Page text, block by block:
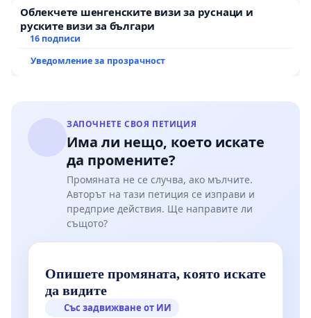
Облекчете шенгенските визи за руснаци и
руските визи за българи
16 подписи
Уведомление за прозрачност
ЗАПОЧНЕТЕ СВОЯ ПЕТИЦИЯ
Има ли нещо, което искате
да промените?
Промяната не се случва, ако мълчите.
Авторът на тази петиция се изправи и
предприе действия. Ще направите ли
същото?
Опишете промяната, която искате
да видите
Със задвижване от ИИ